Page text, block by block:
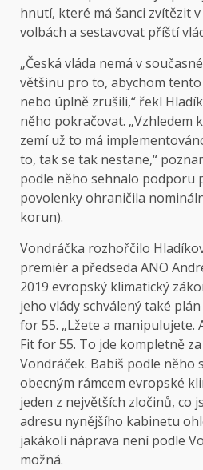
hnutí, které má šanci zvítězit
volbách a sestavovat příští
„Česká vláda nemá v
většinu pro to, abychom
nebo úplně zrušili,“ řekl
něho pokračovat. „Vzhledem
zemí už to má
to, tak se tak nestane,“
podle něho sehnalo podporu
povolenky ohraničila
korun).
Vondráčka rozhořčilo
premiér a předseda ANO
2019 evropský klimatický
jeho vlády schválený také
for 55. „Lžete a manipulujete.
Fit for 55. To jde kompletně
Vondráček. Babiš podle něho
obecným rámcem evropské
jeden z největších zločinů, co
adresu nynějšího kabinetu
jakákoli náprava není podle
možná.